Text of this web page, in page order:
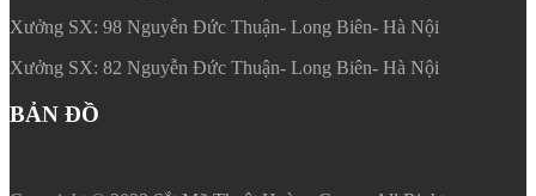
Xưởng SX: 98 Nguyễn Đức Thuận- Long Biên- Hà Nội
Xưởng SX: 82 Nguyễn Đức Thuận- Long Biên- Hà Nội
BẢN ĐỒ